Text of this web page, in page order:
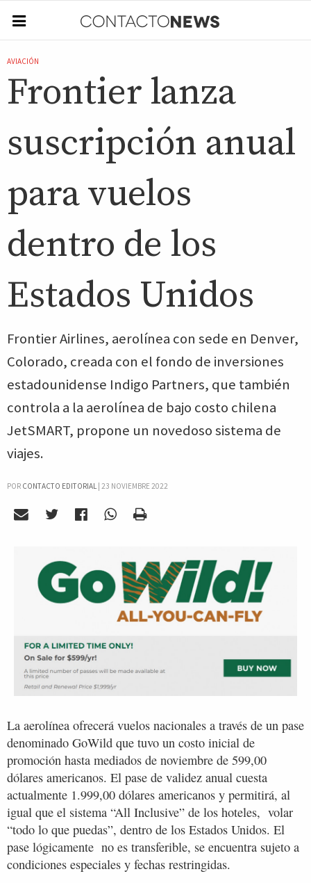
AVIACIÓN
Frontier lanza
suscripción anual
para vuelos
dentro de los
Estados Unidos
Frontier Airlines, aerolínea con sede en Denver,
Colorado, creada con el fondo de inversiones
estadounidense Indigo Partners, que también
controla a la aerolínea de bajo costo chilena
JetSMART, propone un novedoso sistema de
viajes.
POR CONTACTO EDITORIAL| 23 NOVIEMBRE 2022
La aerolínea ofrecerá vuelos nacionales a través de un pase
denominado GoWild que tuvo un costo inicial de
promoción hasta mediados de noviembre de 599,00
dólares americanos. El pase de validez anual cuesta
actualmente 1.999,00 dólares americanos y permitirá, al
igual que el sistema “All Inclusive” de los hoteles, volar
“todo lo que puedas”, dentro de los Estados Unidos. El
pase lógicamente no es transferible, se encuentra sujeto a
condiciones especiales y fechas restringidas.